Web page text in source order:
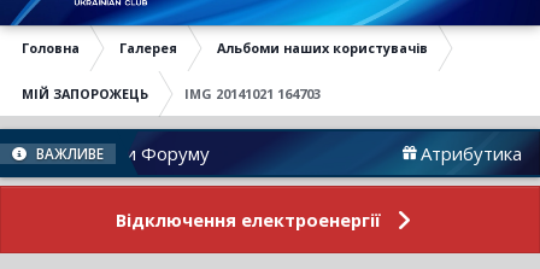
Головна Галерея Альбоми наших користувачів
МІЙ ЗАПОРОЖЕЦЬ IMG 20141021 164703
ВАЖЛИВЕ
Новини Форуму Атрибутика
Відключення електроенергії